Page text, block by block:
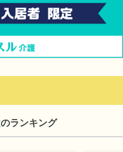
のランキング